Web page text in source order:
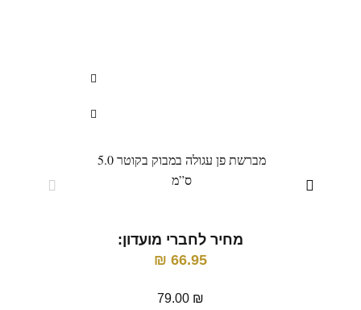
מברשת פן עגולה במבוק בקוטר 5.0
ס”מ
מחיר לחברי מועדון:
66.95
₪
79.00 ₪